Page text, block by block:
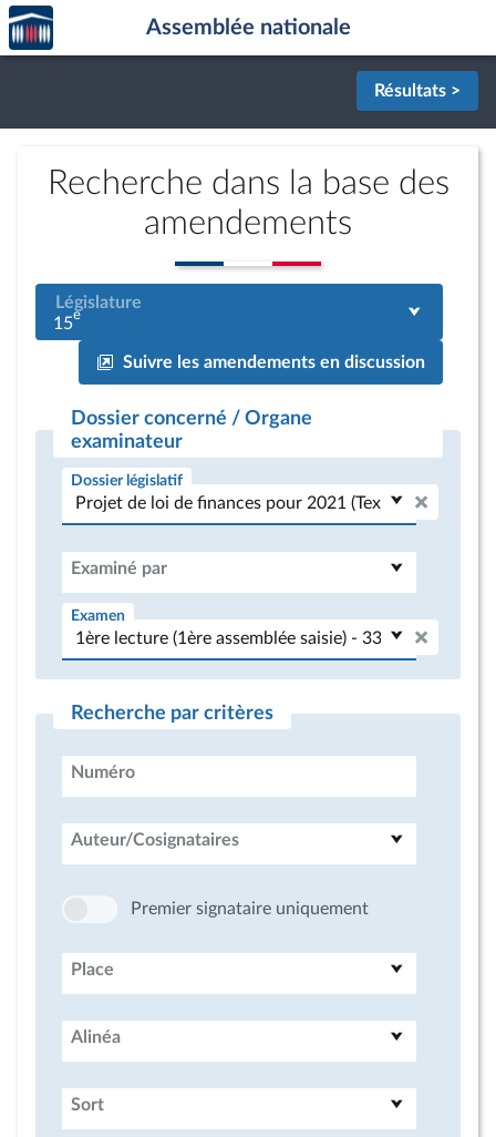
Aller au contenu
Aller en bas de la page
Accèder
à la
page
Assemblée nationale
Résultats >
Recherche dans la base des
amendements
Législature
15e
Suivre les amendements en discussion
Dossier concerné / Organe
examinateur
Dossier législatif
Examiné par
Examen
Recherche par critères
Numéro
Auteur/Cosignataires
Premier signataire uniquement
Place
Alinéa
Sort